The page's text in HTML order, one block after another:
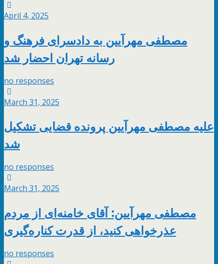
April 4, 2025
مصطفی مهرآیین به دادسرای فرهنگ و
رسانه تهران احضار شد
no responses
March 31, 2025
علیه مصطفی مهرآیین پرونده قضایی تشکیل
شد
no responses
March 31, 2025
مصطفی مهرآیین: آقای خامنه‌ای از مردم
عذرخواهی‌ کنید، از قدرت کناره‌گیری
no responses